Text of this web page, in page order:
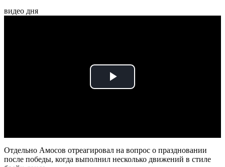
видео дня
Play
Отдельно Амосов отреагировал на вопрос о праздновании
после победы, когда выполнил несколько движений в стиле